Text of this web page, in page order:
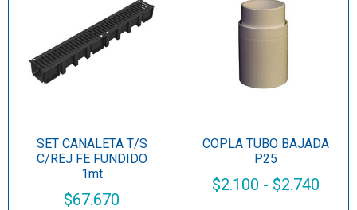
SET CANALETA T/S
C/REJ FE FUNDIDO
1mt
$67.670
COPLA TUBO BAJADA
P25
$2.100 - $2.740